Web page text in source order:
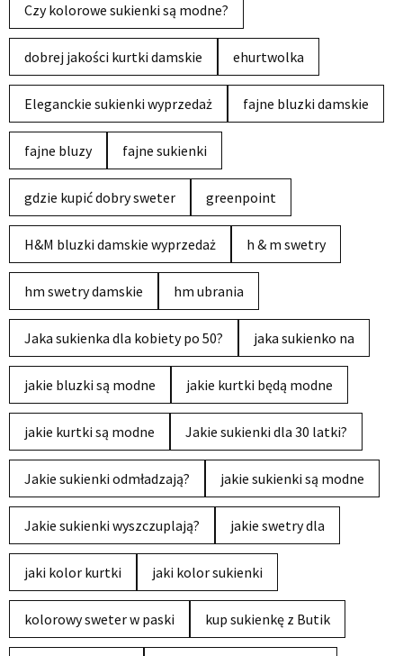
Czy kolorowe sukienki są modne?
dobrej jakości kurtki damskie ehurtwolka
Eleganckie sukienki wyprzedaż fajne bluzki damskie
fajne bluzy fajne sukienki
gdzie kupić dobry sweter greenpoint
H&M bluzki damskie wyprzedaż h & m swetry
hm swetry damskie hm ubrania
Jaka sukienka dla kobiety po 50? jaka sukienko na
jakie bluzki są modne jakie kurtki będą modne
jakie kurtki są modne Jakie sukienki dla 30 latki?
Jakie sukienki odmładzają? jakie sukienki są modne
Jakie sukienki wyszczuplają? jakie swetry dla
jaki kolor kurtki jaki kolor sukienki
kolorowy sweter w paski kup sukienkę z Butik